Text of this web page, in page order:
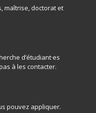
maîtrise, doctorat et
d’étudiant·es
à les contacter.
pouvez appliquer.